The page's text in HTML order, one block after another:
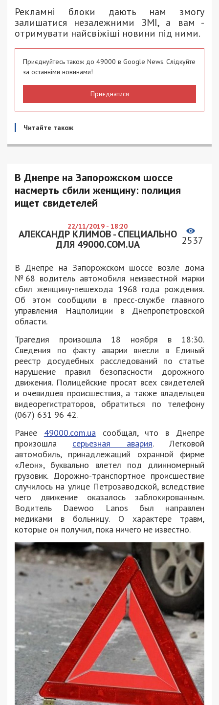
Рекламні блоки дають нам змогу
залишатися незалежними ЗМІ, а вам -
отримувати найсвіжіші новини під ними.
Приєднуйтесь також до 49000 в Google News. Слідкуйте
за останніми новинами!
Приєднатися
Читайте також
В Днепре на Запорожском шоссе
насмерть сбили женщину: полиция
ищет свидетелей
22/11/2019 - 18:20
АЛЕКСАНДР КЛИМОВ - СПЕЦИАЛЬНО
ДЛЯ 49000.COM.UA
2537
В Днепре на Запорожском шоссе возле дома
№68 водитель автомобиля неизвестной марки
сбил женщину-пешехода 1968 года рождения.
Об этом сообщили в пресс-службе главного
управления Нацполиции в Днепропетровской
области.
Трагедия произошла 18 ноября в 18:30.
Сведения по факту аварии внесли в Единый
реестр досудебных расследований по статье
нарушение правил безопасности дорожного
движения. Полицейские просят всех свидетелей
и очевидцев происшествия, а также владельцев
видеорегистраторов, обратиться по телефону
(067) 631 96 42.
Ранее 49000.com.uaсообщал, что в Днепре
произошла серьезная авария. Легковой
автомобиль, принадлежащий охранной фирме
«Леон», буквально влетел под длинномерный
грузовик. Дорожно-транспортное происшествие
случилось на улице Петрозаводской, вследствие
чего движение оказалось заблокированным.
Водитель Daewoo Lanos был направлен
медиками в больницу. О характере травм,
которые он получил, пока ничего не известно.